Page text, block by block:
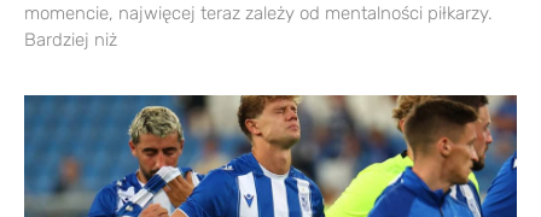
momencie, najwięcej teraz zależy od mentalności piłkarzy.
Bardziej niż